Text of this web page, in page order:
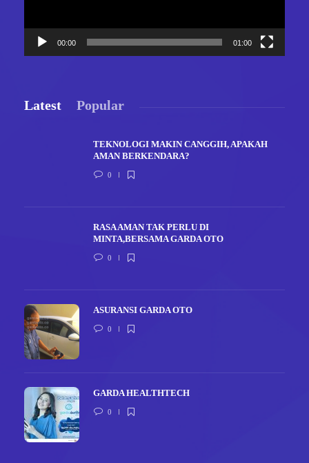
00:00 01:00
Latest Popular
TEKNOLOGI MAKIN CANGGIH, APAKAH
AMAN BERKENDARA?
0
RASA AMAN TAK PERLU DI
MINTA,BERSAMA GARDA OTO
0
ASURANSI GARDA OTO
0
GARDA HEALTHTECH
0